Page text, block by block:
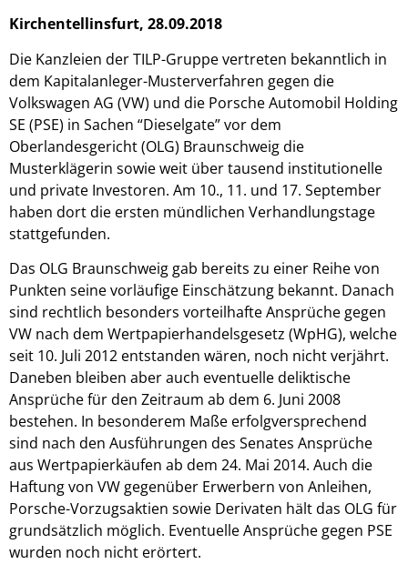
Kirchentellinsfurt, 28.09.2018
Die Kanzleien der TILP-Gruppe vertreten bekanntlich in
dem Kapitalanleger-Musterverfahren gegen die
Volkswagen AG (VW) und die Porsche Automobil Holding
SE (PSE) in Sachen “Dieselgate” vor dem
Oberlandesgericht (OLG) Braunschweig die
Musterklägerin sowie weit über tausend institutionelle
und private Investoren. Am 10., 11. und 17. September
haben dort die ersten mündlichen Verhandlungstage
stattgefunden.
Das OLG Braunschweig gab bereits zu einer Reihe von
Punkten seine vorläufige Einschätzung bekannt. Danach
sind rechtlich besonders vorteilhafte Ansprüche gegen
VW nach dem Wertpapierhandelsgesetz (WpHG), welche
seit 10. Juli 2012 entstanden wären, noch nicht verjährt.
Daneben bleiben aber auch eventuelle deliktische
Ansprüche für den Zeitraum ab dem 6. Juni 2008
bestehen. In besonderem Maße erfolgversprechend
sind nach den Ausführungen des Senates Ansprüche
aus Wertpapierkäufen ab dem 24. Mai 2014. Auch die
Haftung von VW gegenüber Erwerbern von Anleihen,
Porsche-Vorzugsaktien sowie Derivaten hält das OLG für
grundsätzlich möglich. Eventuelle Ansprüche gegen PSE
wurden noch nicht erörtert.